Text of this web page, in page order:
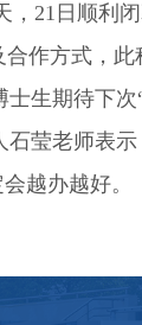
，21日顺利
作方式，
生期待下次
莹老师表
越办越好。